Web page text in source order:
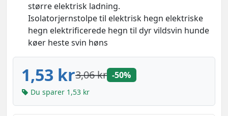
større elektrisk ladning.
Isolatorjernstolpe til elektrisk hegn elektriske
hegn elektrificerede hegn til dyr vildsvin hunde
køer heste svin høns
1,53 kr3,06 kr -50%
Du sparer 1,53 kr